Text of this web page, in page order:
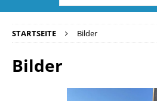
STARTSEITE Bilder
Bilder